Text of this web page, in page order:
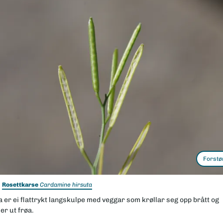
Rosettkarse Cardamine hirsuta
er ei flattrykt langskulpe med veggar som krøllar seg opp brått og
ut frøa.